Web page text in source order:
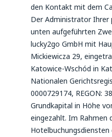
den Kontakt mit dem
Der Administrator Ihrer
unten aufgeführten
lucky2go GmbH mit
Mickiewicza 29,
Katowice-Wschód in
Nationalen
0000729174, REGON:
Grundkapital in Höhe
eingezahlt. Im Rahmen